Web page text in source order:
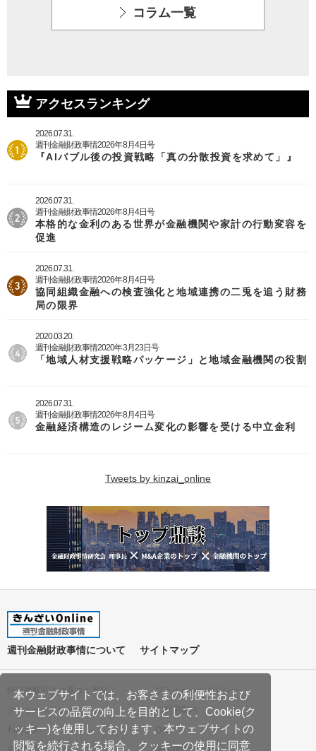
本ウェブサイトでは、お客さまの利便性および
サービスの品質の向上を目的として、Cookie(ク
ッキー)を使用しております。本ウェブサイトの
閲覧を続行される場合、クッキーの使用に同意
コラム一覧
アクセスランキング
2026.07.31.
週刊金融財政事情2026年8月4日号
『AIバブル後の投資戦略「真の分散投資を求めて」』
2026.07.31.
週刊金融財政事情2026年8月4日号
本格的な金利のある世界が金融機関や家計の行動変容を
促進
2026.07.31.
週刊金融財政事情2026年8月4日号
協同組織金融への検査強化と地域連携の二兎を追う財務
局の限界
2020.03.20.
週刊金融財政事情2020年3月23日号
「地域人材支援戦略パッケージ」と地域金融機関の役割
2026.07.31.
週刊金融財政事情2026年8月4日号
金融経済構造のレジーム変化の影響を受ける中立金利
Tweets by kinzai_online
週刊金融財政事情について サイトマップ
特定商取引法に基づく表記
プライバシーポリシー
クッキーポリシー
ご利用案内
利用規約
Q&A